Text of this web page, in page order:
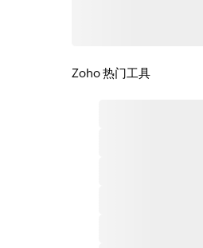
Zoho 热门工具